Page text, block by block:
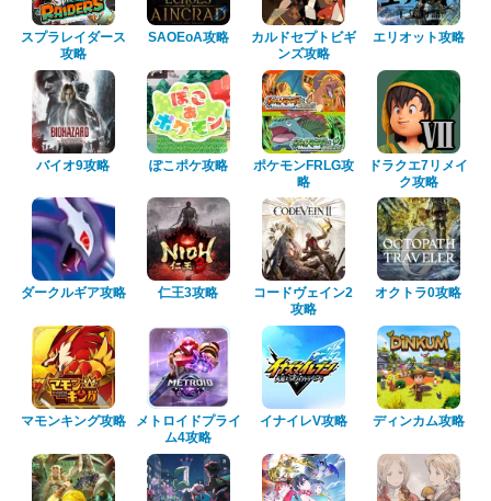
スプラレイダース
攻略
SAOEoA攻略
カルドセプトビギ
ンズ攻略
エリオット攻略
バイオ9攻略 ぽこポケ攻略
ポケモンFRLG攻
略
ドラクエ7リメイ
ク攻略
ダークルギア攻略 仁王3攻略
コードヴェイン2
攻略
オクトラ0攻略
マモンキング攻略
メトロイドプライ
ム4攻略
イナイレV攻略 ディンカム攻略